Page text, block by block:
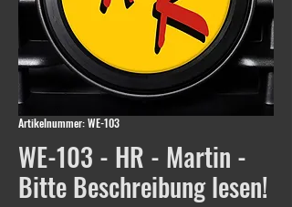
Artikelnummer: WE-103
WE-103 - HR - Martin -
Bitte Beschreibung lesen!